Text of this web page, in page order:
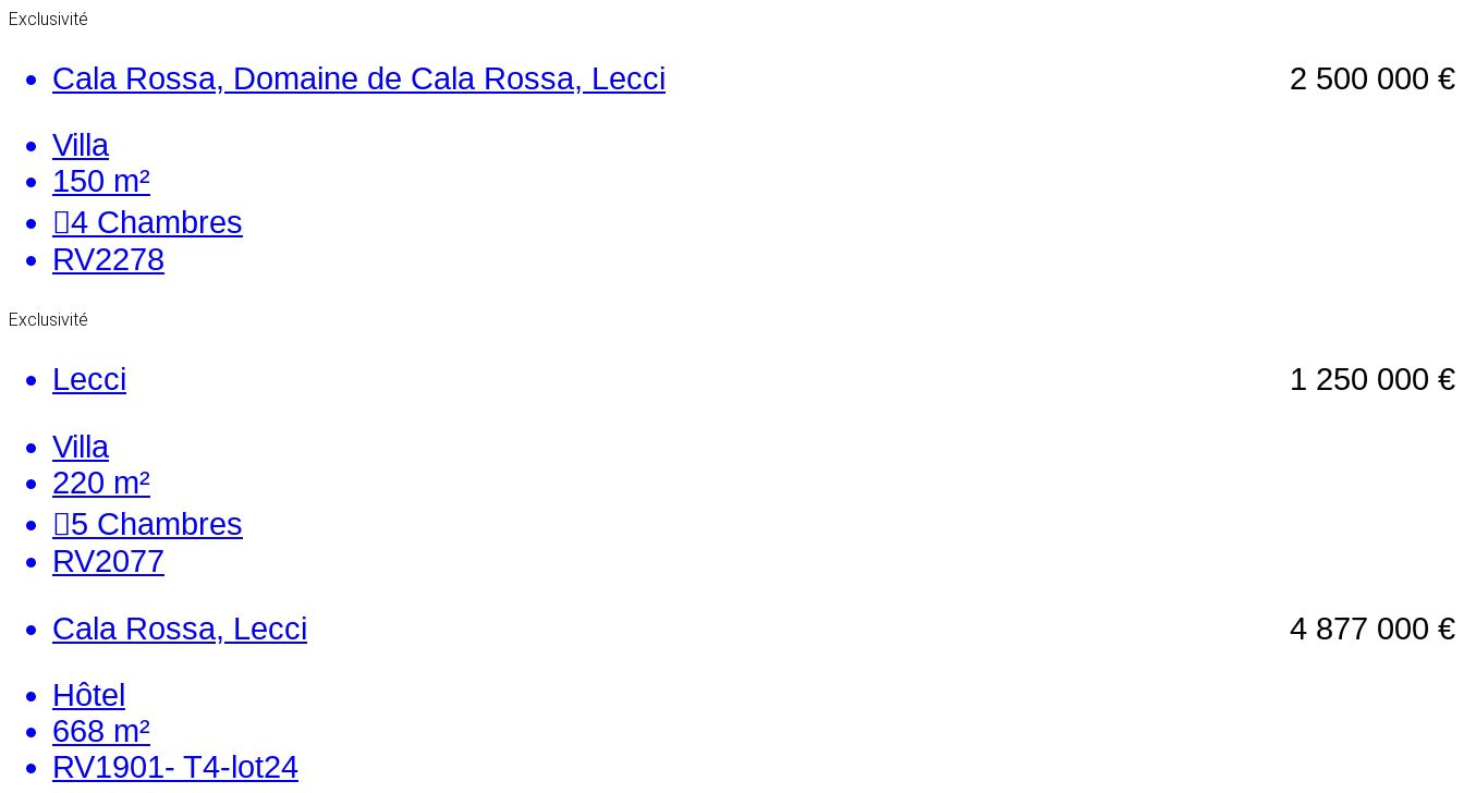
Exclusivité
2 500 000 €
Cala Rossa, Domaine de Cala Rossa, Lecci
Villa
150 m²
4 Chambres
RV2278
Exclusivité
1 250 000 €
Lecci
Villa
220 m²
5 Chambres
RV2077
4 877 000 €
Cala Rossa, Lecci
Hôtel
668 m²
RV1901- T4-lot24